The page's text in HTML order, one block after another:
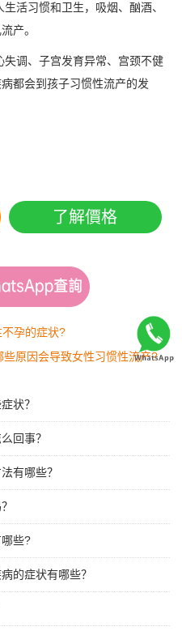
习惯和卫生，吸烟、酗酒、
产。
调、子宫发育异常、宫颈不健
都会到孩子习惯性流产的发
了解價格
孕的症状?
些原因会导致女性习惯性流产?
状？
回事？
有哪些？
些?
的症状有哪些？